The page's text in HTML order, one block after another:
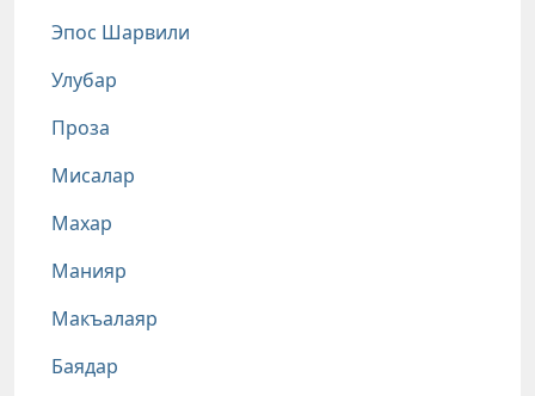
Эпос Шарвили
Улубар
Проза
Мисалар
Махар
Манияр
Макъалаяр
Баядар